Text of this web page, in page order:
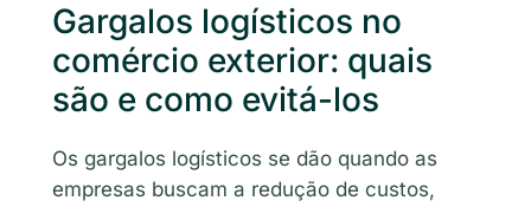
Gargalos logísticos no
comércio exterior: quais
são e como evitá-los
Os gargalos logísticos se dão quando as
empresas buscam a redução de custos,